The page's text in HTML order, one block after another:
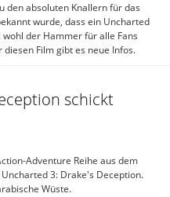
den absoluten Knallern für das
wurde, dass ein Uncharted
der Hammer für alle Fans
Film gibt es neue Infos.
schickt
Adventure Reihe aus dem
3: Drake's Deception.
Wüste.